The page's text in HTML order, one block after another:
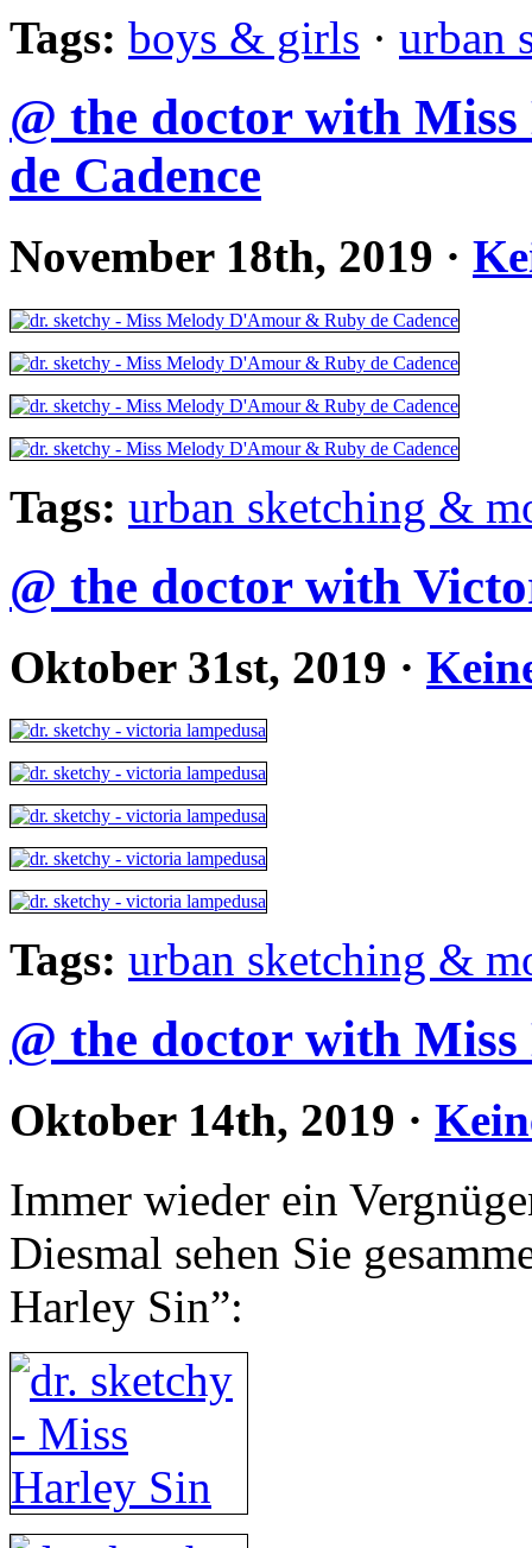
Tags: boys & girls · urban
@ the doctor with
de Cadence
November 18th, 2019 ·
Tags: urban sketching &
@ the doctor with
Oktober 31st, 2019 ·
Tags: urban sketching &
@ the doctor with
Oktober 14th, 2019 ·
Immer wieder ein
Diesmal sehen Sie
Harley Sin”: